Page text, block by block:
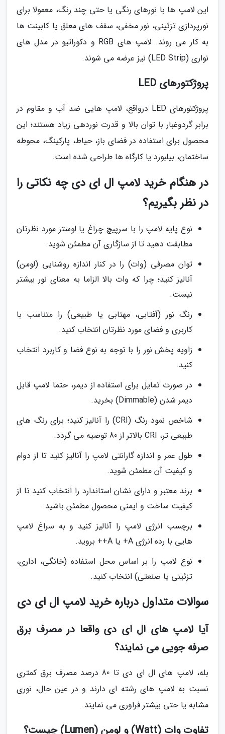
این لامپ ها با نورهای رنگی یا حتی چند رنگ، معمولا برای
نورپردازی تزئینی، نور مخفی، سقف های معلق یا کابینت ها
به کار می روند. لامپ های RGB و دکوراتیو در مدل های
نواری (LED Strip) نیز عرضه می شوند.
پروژکتورهای LED
پروژکتورهای LED درواقع، لامپ هایی ضد آب و مقاوم در
برابر گردوغبار با توان بالا و قدرت نوردهی زیاد هستند؛ این
محصول برای استفاده در فضای باز، حیاط، پارکینگ، محوطه
ساختمان، بیلبورد یا کارگاه ها طراحی شده است.
در هنگام خرید لامپ ال ای دی چه نکاتی را
در نظر بگیریم؟
نوع پایه لامپ را با سرپیچ چراغ یا لوستر مورد نظرتان
مطابقت دهید تا از سازگاری آن مطمئن شوید.
توان مصرفی (وات) را در کنار اندازه روشنایی (لومن)
آنالیز کنید؛ چرا که وات بالا الزاما به معنای نور بیشتر
نیست.
رنگ نور (آفتابی، مهتابی یا طبیعی) را متناسب با
کاربری و فضای مورد نظرتان انتخاب کنید.
زاویه پخش نور را با توجه به نوع فضا و کاربرد انتخاب
کنید.
در صورت تمایل برای استفاده از دیمر، حتما لامپ قابل
دیمر شدن (Dimmable) بخرید.
شاخص نمود رنگ (CRI) را آنالیز کنید؛ برای رنگ های
طبیعی تر، CRI بالاتر از 80 توصیه می گردد.
طول عمر و اندازه گارانتی لامپ را آنالیز کنید تا از دوام
و کیفیت آن مطمئن شوید.
برند معتبر و دارای نشان استاندارد را انتخاب کنید تا از
کیفیت ساخت و ایمنی محصول مطمئن باشید.
برچسب انرژی لامپ را آنالیز کنید و به سراغ لامپ
هایی با رده انرژی A+ یا A++ بروید.
نوع لامپ را بر اساس محل استفاده (خانگی، اداری،
تزئینی یا صنعتی) انتخاب کنید.
سوالات متداول درباره خرید لامپ ال ای دی
آیا لامپ های ال ای دی واقعا در مصرف برق
صرفه جویی می نمایند؟
بله، لامپ های ال ای دی تا 80 درصد مصرف برق کمتری
نسبت به لامپ های رشته ای دارند و در عین حال، نوری
مشابه یا حتی بیشتر فراوری می نمایند.
تفاوت وات (Watt) و لومن (Lumen) چیست؟